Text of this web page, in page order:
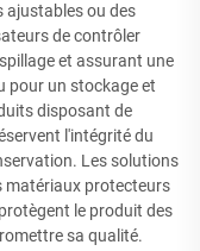
ajustables ou des
de contrôler
et assurant une
pour un stockage et
disposant de
l'intégrité du
Les solutions
matériaux protecteurs
le produit des
sa qualité.